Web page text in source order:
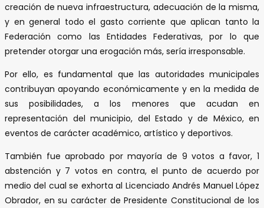
creación de nueva infraestructura, adecuación de la misma,
y en general todo el gasto corriente que aplican tanto la
Federación como las Entidades Federativas, por lo que
pretender otorgar una erogación más, sería irresponsable.
Por ello, es fundamental que las autoridades municipales
contribuyan apoyando económicamente y en la medida de
sus posibilidades, a los menores que acudan en
representación del municipio, del Estado y de México, en
eventos de carácter académico, artístico y deportivos.
También fue aprobado por mayoría de 9 votos a favor, 1
abstención y 7 votos en contra, el punto de acuerdo por
medio del cual se exhorta al Licenciado Andrés Manuel López
Obrador, en su carácter de Presidente Constitucional de los